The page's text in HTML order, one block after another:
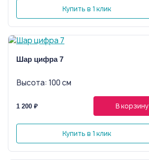
Купить в 1 клик
Шар цифра 7
Высота: 100 см
1 200 ₽ В корзину
Купить в 1 клик